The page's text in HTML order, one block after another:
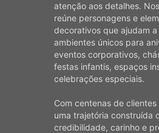
atenção aos detalhes.
reúne personagens e
decorativos que ajudam
ambientes únicos para
eventos corporativos,
festas infantis, espaços
celebrações especiais.
Com centenas de
uma trajetória construída
credibilidade, carinho e